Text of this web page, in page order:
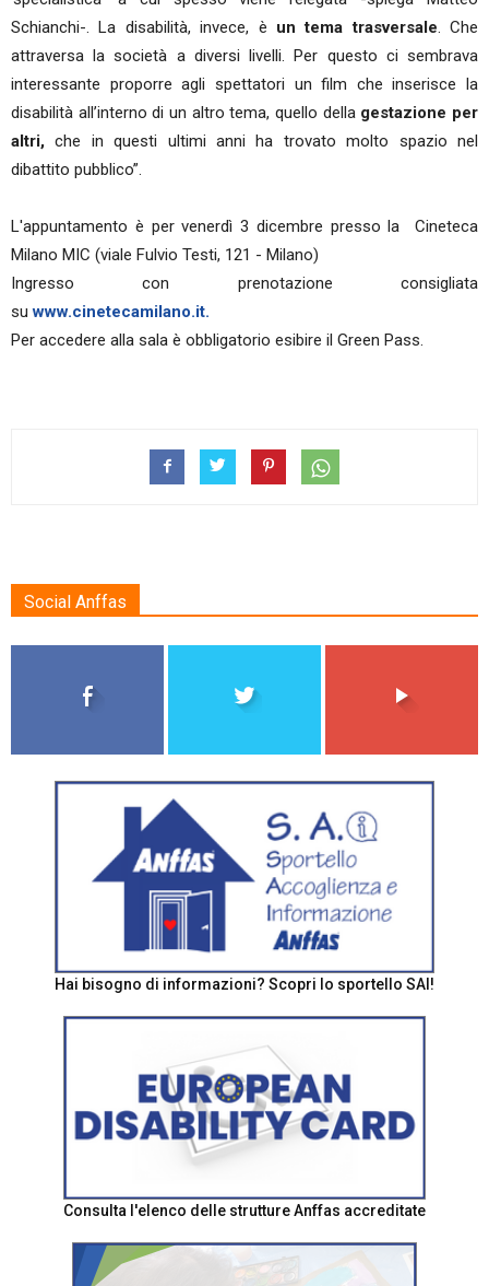
Schianchi-. La disabilità, invece, è un tema trasversale. Che
attraversa la società a diversi livelli. Per questo ci sembrava
interessante proporre agli spettatori un film che inserisce la
disabilità all’interno di un altro tema, quello dellagestazione per
altri, che in questi ultimi anni ha trovato molto spazio nel
dibattito pubblico”.
L'appuntamento è per venerdì 3 dicembre presso la Cineteca
Milano MIC (viale Fulvio Testi, 121 - Milano)
Ingresso con prenotazione consigliata
suwww.cinetecamilano.it.
Per accedere alla sala è obbligatorio esibire il Green Pass.
Social Anffas
Hai bisogno di informazioni? Scopri lo sportello SAI!
Consulta l'elenco delle strutture Anffas accreditate